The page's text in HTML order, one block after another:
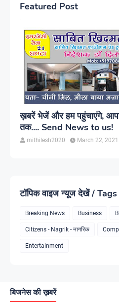
Featured Post
ख़बरें भेजें और हम पहुंचाएंगे, आपकी खबर को सही जगह
तक.... Send News to us!
mithilesh2020 March 22, 2021
टॉपिक वाइज न्यूज देखें / Tags
Breaking News Business
Citizens - Nagrik - नागरिक
Entertainment
बिजनेस की ख़बरें